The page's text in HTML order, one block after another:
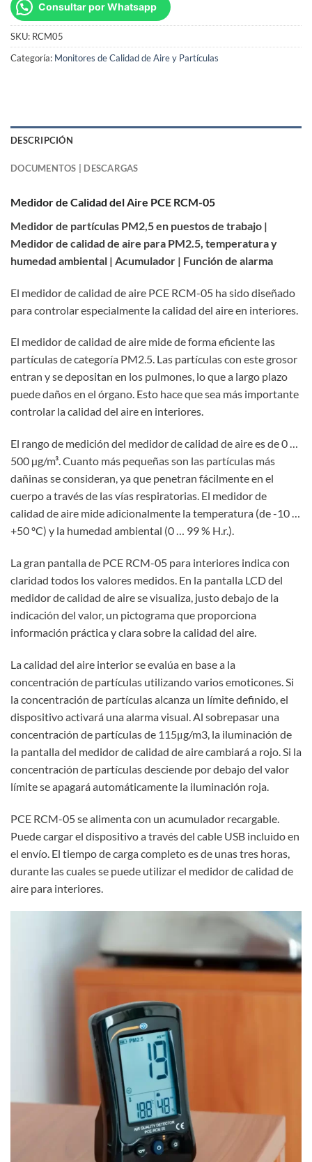
Consultar por Whatsapp
SKU: RCM05
Categoría: Monitores de Calidad de Aire y Partículas
DESCRIPCIÓN
DOCUMENTOS | DESCARGAS
Medidor de Calidad del Aire PCE RCM-05
Medidor de partículas PM2,5 en puestos de trabajo |
Medidor de calidad de aire para PM2.5, temperatura y
humedad ambiental | Acumulador | Función de alarma
El medidor de calidad de aire PCE RCM-05 ha sido diseñado
para controlar especialmente la calidad del aire en interiores.
El medidor de calidad de aire mide de forma eficiente las
partículas de categoría PM2.5. Las partículas con este grosor
entran y se depositan en los pulmones, lo que a largo plazo
puede daños en el órgano. Esto hace que sea más importante
controlar la calidad del aire en interiores.
El rango de medición del medidor de calidad de aire es de 0 …
500 µg/m³. Cuanto más pequeñas son las partículas más
dañinas se consideran, ya que penetran fácilmente en el
cuerpo a través de las vías respiratorias. El medidor de
calidad de aire mide adicionalmente la temperatura (de -10 …
+50 ºC) y la humedad ambiental (0 … 99 % H.r.).
La gran pantalla de PCE RCM-05 para interiores indica con
claridad todos los valores medidos. En la pantalla LCD del
medidor de calidad de aire se visualiza, justo debajo de la
indicación del valor, un pictograma que proporciona
información práctica y clara sobre la calidad del aire.
La calidad del aire interior se evalúa en base a la
concentración de partículas utilizando varios emoticones. Si
la concentración de partículas alcanza un límite definido, el
dispositivo activará una alarma visual. Al sobrepasar una
concentración de partículas de 115μg/m3, la iluminación de
la pantalla del medidor de calidad de aire cambiará a rojo. Si la
concentración de partículas desciende por debajo del valor
límite se apagará automáticamente la iluminación roja.
PCE RCM-05 se alimenta con un acumulador recargable.
Puede cargar el dispositivo a través del cable USB incluido en
el envío. El tiempo de carga completo es de unas tres horas,
durante las cuales se puede utilizar el medidor de calidad de
aire para interiores.